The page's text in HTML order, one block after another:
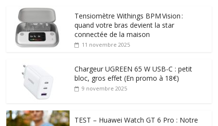
Tensiomètre Withings BPM Vision :
quand votre bras devient la star
connectée de la maison
11 novembre 2025
Chargeur UGREEN 65 W USB-C : petit
bloc, gros effet (En promo à 18€)
9 novembre 2025
TEST – Huawei Watch GT 6 Pro : Notre